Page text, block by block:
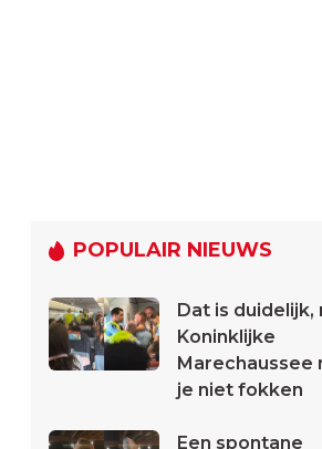
POPULAIR NIEUWS
Dat is duidelijk,
Koninklijke
Marechaussee
je niet fokken
Een spontane